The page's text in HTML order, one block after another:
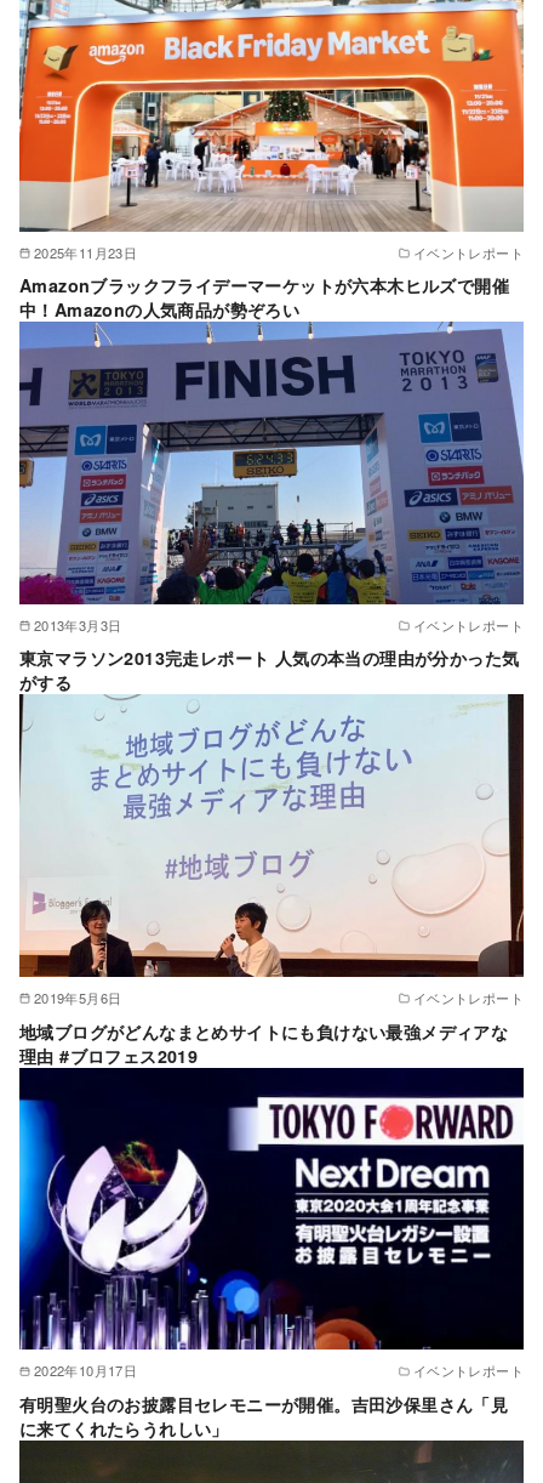
2025年11月23日 イベントレポート
Amazonブラックフライデーマーケットが六本木ヒルズで開催
中！Amazonの人気商品が勢ぞろい
2013年3月3日 イベントレポート
東京マラソン2013完走レポート 人気の本当の理由が分かった気
がする
2019年5月6日 イベントレポート
地域ブログがどんなまとめサイトにも負けない最強メディアな
理由 #ブロフェス2019
2022年10月17日 イベントレポート
有明聖火台のお披露目セレモニーが開催。吉田沙保里さん「見
に来てくれたらうれしい」